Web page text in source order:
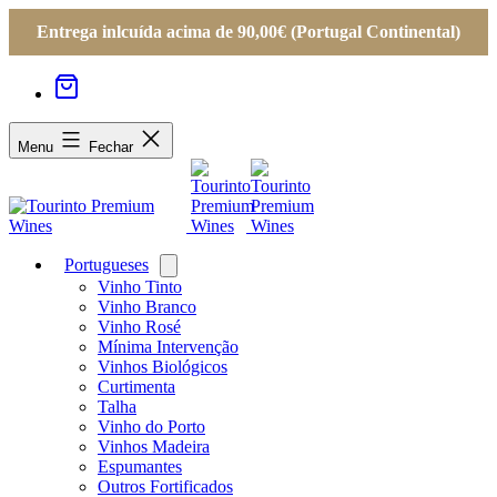
Entrega inlcuída acima de 90,00€ (Portugal Continental)
Menu Fechar
Portugueses
menu
Vinho Tinto
Vinho Branco
Vinho Rosé
Mínima Intervenção
Vinhos Biológicos
Curtimenta
Talha
Vinho do Porto
Vinhos Madeira
Espumantes
Outros Fortificados